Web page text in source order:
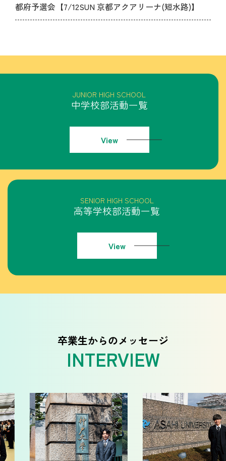
都府予選会【7/12SUN 京都アクアリーナ(短水路)】
中学校部活動一覧
View
高等学校部活動一覧
View
卒業生からのメッセージ